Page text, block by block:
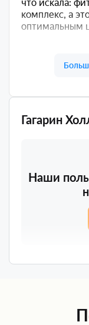
Гагарин
Наши